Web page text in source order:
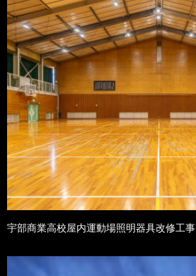
宇部商業高校屋内運動場照明器具改修工事